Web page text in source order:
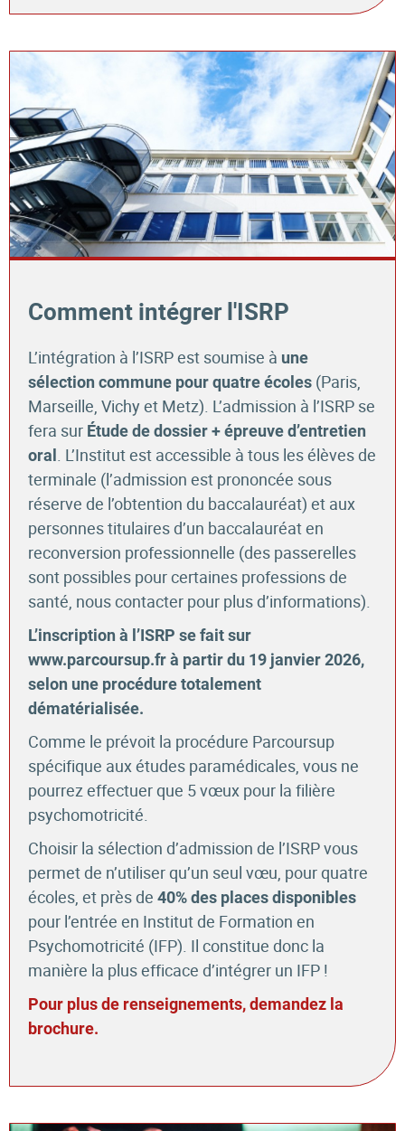
Comment intégrer l'ISRP
L’intégration à l’ISRP est soumise à une
sélection commune pour quatre écoles (Paris,
Marseille, Vichy et Metz). L’admission à l’ISRP se
fera sur Étude de dossier + épreuve d’entretien
oral . L’Institut est accessible à tous les élèves de
terminale (l’admission est prononcée sous
réserve de l’obtention du baccalauréat) et aux
personnes titulaires d’un baccalauréat en
reconversion professionnelle (des passerelles
sont possibles pour certaines professions de
santé, nous contacter pour plus d’informations).
L’inscription à l’ISRP se fait sur
www.parcoursup.fr à partir du 19 janvier 2026,
selon une procédure totalement
dématérialisée.
Comme le prévoit la procédure Parcoursup
spécifique aux études paramédicales, vous ne
pourrez effectuer que 5 vœux pour la filière
psychomotricité.
Choisir la sélection d’admission de l’ISRP vous
permet de n’utiliser qu’un seul vœu, pour quatre
écoles, et près de 40% des places disponibles
pour l’entrée en Institut de Formation en
Psychomotricité (IFP). Il constitue donc la
manière la plus efficace d’intégrer un IFP !
Pour plus de renseignements, demandez la
brochure.